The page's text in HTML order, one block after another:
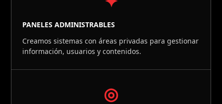
PANELES ADMINISTRABLES
Creamos sistemas con áreas privadas para gestionar
información, usuarios y contenidos.
◎